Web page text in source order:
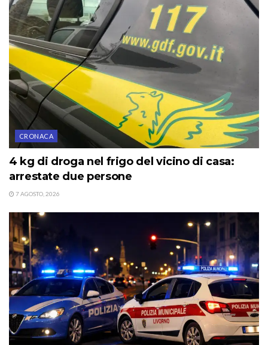
CRONACA
4 kg di droga nel frigo del vicino di casa:
arrestate due persone
7 AGOSTO, 2026